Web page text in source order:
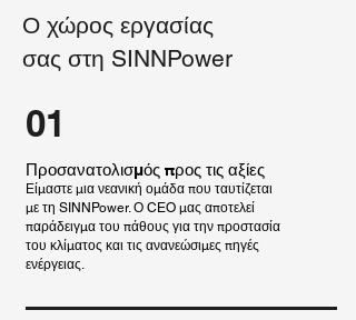
Ο χώρος εργασίας
σας στη SINNPower
01
Προσανατολισμός προς τις αξίες
Είμαστε μια νεανική ομάδα που ταυτίζεται
με τη SINNPower. Ο CEO μας αποτελεί
παράδειγμα του πάθους για την προστασία
του κλίματος και τις ανανεώσιμες πηγές
ενέργειας.